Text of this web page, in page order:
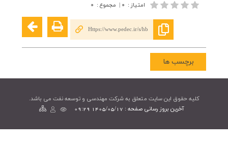
امتیاز : ۰ | مجموع : ۰
Https://www.pedec.ir/s/hb
برچسب ها
کليه حقوق اين سايت متعلق به شرکت مهندسی و توسعه نفت می باشد.
آخرین بروز رسانی صفحه : 1405/05/17 09:29